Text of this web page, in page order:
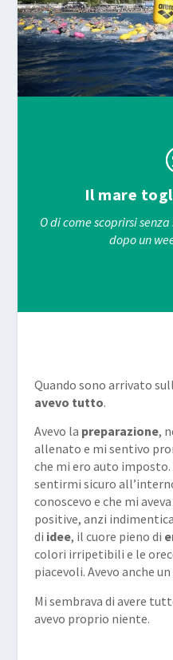
Il mare
O di come scoprirsi
dopo un
Quando sono arrivato
avevo tutto.
Avevo la preparazione,
allenato e mi sentivo
che mi ero auto imposto.
sentirmi sicuro
conoscevo e che mi
positive, anzi
di idee, il cuore pieno di
colori irripetibili e le
piacevoli. Avevo anche
Mi sembrava di avere
avevo proprio niente.